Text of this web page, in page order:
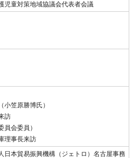
児童対策地域協議会代表者会議
小笠原勝博氏）
訪
員会委員）
理事長来訪
日本貿易振興機構（ジェトロ）名古屋事務